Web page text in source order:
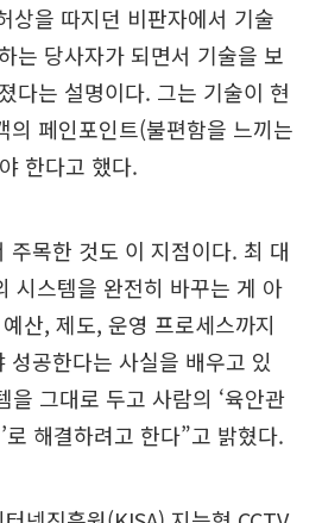
상을 따지던 비판자에서 기술
는 당사자가 되면서 기술을 보
다는 설명이다. 그는 기술이 현
의 페인포인트(불편함을 느끼는
한다고 했다.
주목한 것도 이 지점이다. 최 대
시스템을 완전히 바꾸는 게 아
산, 제도, 운영 프로세스까지
성공한다는 사실을 배우고 있
을 그대로 두고 사람의 ‘육안관
로 해결하려고 한다”고 밝혔다.